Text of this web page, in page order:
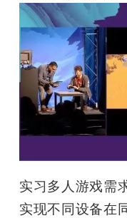
实习多人游戏需
实现不同设备在